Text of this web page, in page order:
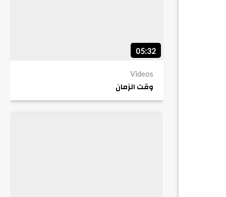
05:32
Videos
وقت الزمان